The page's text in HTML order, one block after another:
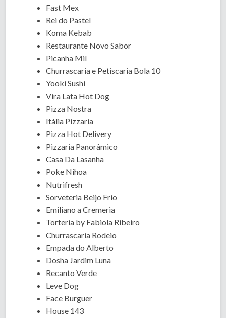
Fast Mex
Rei do Pastel
Koma Kebab
Restaurante Novo Sabor
Picanha Mil
Churrascaria e Petiscaria Bola 10
Yooki Sushi
Vira Lata Hot Dog
Pizza Nostra
Itália Pizzaria
Pizza Hot Delivery
Pizzaria Panorâmico
Casa Da Lasanha
Poke Nihoa
Nutrifresh
Sorveteria Beijo Frio
Emiliano a Cremeria
Torteria by Fabiola Ribeiro
Churrascaria Rodeio
Empada do Alberto
Dosha Jardim Luna
Recanto Verde
Leve Dog
Face Burguer
House 143